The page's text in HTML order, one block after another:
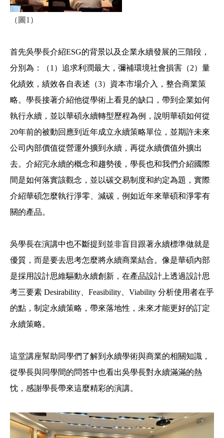
（圖 1 ）
首先吳學長介紹ESG的背景以及企業永續發展的三階段，
分別為：（1 ）追求利潤最大，彌補環境社會損害 （2） 量
化績效，績效各自表述（3）資本市場介入，整合商業策
略。學長接著介紹他從學術上看見的缺口，帶到企業如何
執行永續，並以華碩永續轉型歷程為例，說明華碩如何從
20年前的被動回應到近年成立永續策略單位，並期許未來
公司內部價值從營運外擴到永續，再從永續價值外擴出
去。介紹完永續的概念和趨勢後，學長也和我們介紹國際
間是如何落實該觀念，並以碳交易制度和約定為題，實際
介紹華碩怎麼執行淨零、減碳，例如近年來華碩和淨零有
關的產品。
吳學長在演講中也不斷提到並非盲目跟著永續標準做就是
優質，而是要去思考怎麼將永續商業結合。像是華碩內部
是採用設計思維驅動永續創新，在產品設計上透過設計思
考三要素 Desirability、Feasibility、Viability 分析使用者在乎
的點，制定永續策略，帶來落地性，未來才能更好的訂定
永續策略。
這堂講座幫助同學們了解到永續學術與商業的相關知識，
從學長與同學間的問答中也看出吳學長對永續滿滿的熱
忱， 感謝學長帶來這麼精彩的演講。